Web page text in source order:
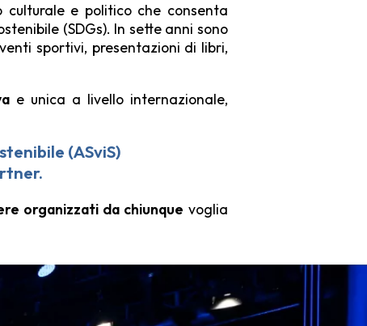
e politico che consenta
(SDGs). In sette anni sono
sportivi, presentazioni di libri,
e unica a livello internazionale,
(ASviS)
.
organizzati da chiunque voglia